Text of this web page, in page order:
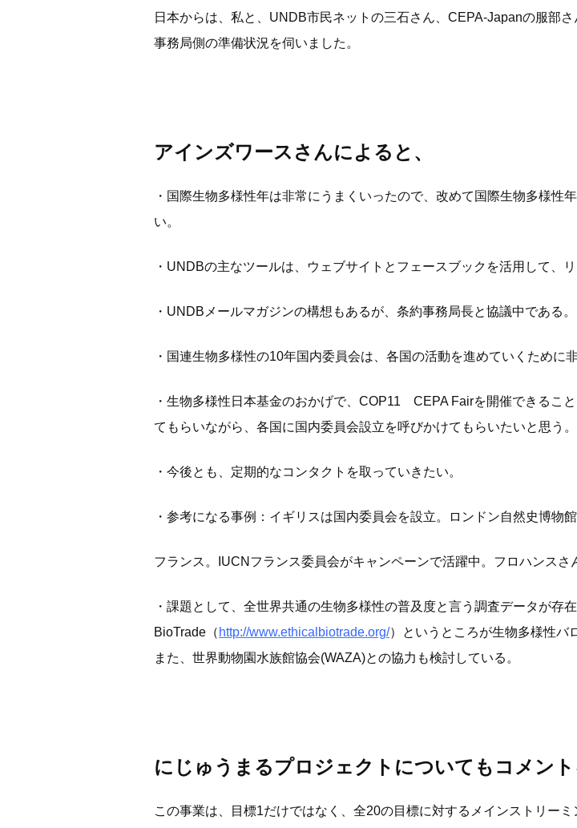
日本からは、私と、UNDB市民ネットの三石さん、CEPA-Japanの服部
事務局側の準備状況を伺いました。
アインズワースさんによると、
・国際生物多様性年は非常にうまくいったので、改めて国際生物多様性
い。
・UNDBの主なツールは、ウェブサイトとフェースブックを活用して、
・UNDBメールマガジンの構想もあるが、条約事務局長と協議中である。
・国連生物多様性の10年国内委員会は、各国の活動を進めていくために
・生物多様性日本基金のおかげで、COP11 CEPA Fairを開催できるこ
てもらいながら、各国に国内委員会設立を呼びかけてもらいたいと思う。
・今後とも、定期的なコンタクトを取っていきたい。
・参考になる事例：イギリスは国内委員会を設立。ロンドン自然史博物
フランス。IUCNフランス委員会がキャンペーンで活躍中。フロハンスさ
・課題として、全世界共通の生物多様性の普及度と言う調査データが存
BioTrade（ http://www.ethicalbiotrade.org/）というところが生物多様性バ
また、世界動物園水族館協会(WAZA)との協力も検討している。
にじゅうまるプロジェクトについてもコメント
この事業は、目標1だけではなく、全20の目標に対するメインストリー